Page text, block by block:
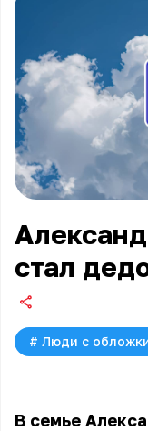
стал
# Люди с
В семье